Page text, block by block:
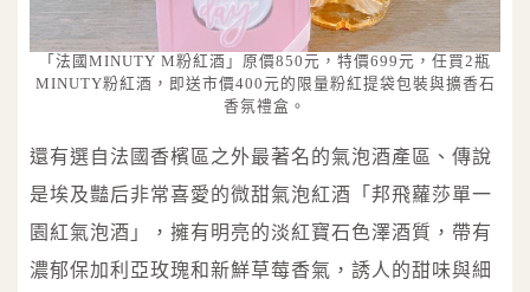
「法國MINUTY M粉紅酒」原價850元，特價699元，任買2瓶
MINUTY粉紅酒，即送市價400元的限量粉紅提袋包裝與擴香石
香氛禮盒。
還有選自法國香檳區之外最著名的氣泡酒產區、傳說
是埃及豔后非常喜愛的微甜氣泡紅酒「邦飛蘿莎單一
園紅氣泡酒」，擁有明亮的淡紅寶石色澤酒質，帶有
濃郁保加利亞玫瑰和新鮮草莓香氣，誘人的甜味與細